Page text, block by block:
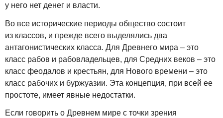
у него нет денег и власти.
Во все исторические периоды общество состоит
из классов, и прежде всего выделялись два
антагонистических класса. Для Древнего мира – это
класс рабов и рабовладельцев, для Средних веков – это
класс феодалов и крестьян, для Нового времени – это
класс рабочих и буржуазии. Эта концепция, при всей ее
простоте, имеет явные недостатки.
Если говорить о Древнем мире с точки зрения